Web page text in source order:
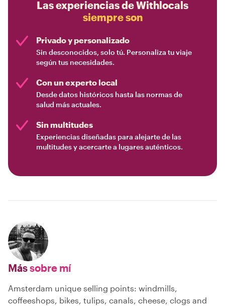
Las experiencias de Withlocals
siempre son
Privado y personalizado
Sin desconocidos, solo tú. Personaliza tu viaje
según tus necesidades.
Con un experto local
Desde datos históricos hasta las normas de
salud más actuales.
Sin multitudes
Experiencias diseñadas para alejarte de las
multitudes y acercarte a lugares auténticos.
Mássobre mí
Amsterdam unique selling points: windmills,
coffeeshops, bikes, tulips, canals, cheese, clogs and